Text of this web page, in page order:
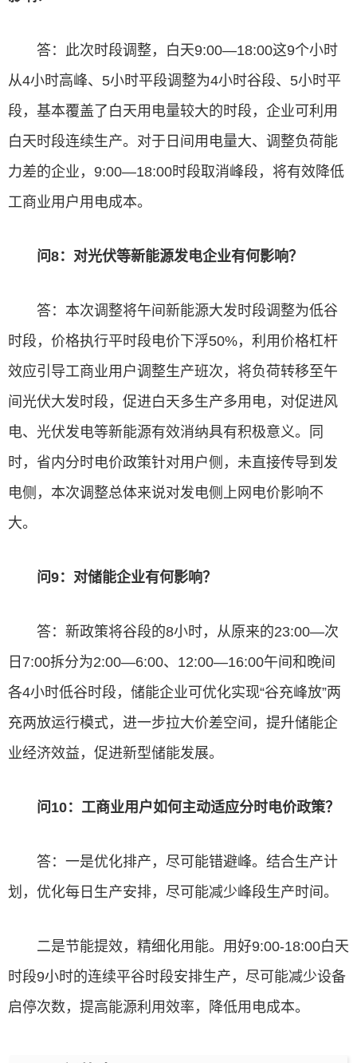
答：此次时段调整，白天9:00—18:00这9个小时
从4小时高峰、5小时平段调整为4小时谷段、5小时平
段，基本覆盖了白天用电量较大的时段，企业可利用
白天时段连续生产。对于日间用电量大、调整负荷能
力差的企业，9:00—18:00时段取消峰段，将有效降低
工商业用户用电成本。
问8：对光伏等新能源发电企业有何影响？
答：本次调整将午间新能源大发时段调整为低谷
时段，价格执行平时段电价下浮50%，利用价格杠杆
效应引导工商业用户调整生产班次，将负荷转移至午
间光伏大发时段，促进白天多生产多用电，对促进风
电、光伏发电等新能源有效消纳具有积极意义。同
时，省内分时电价政策针对用户侧，未直接传导到发
电侧，本次调整总体来说对发电侧上网电价影响不
大。
问9：对储能企业有何影响？
答：新政策将谷段的8小时，从原来的23:00—次
日7:00拆分为2:00—6:00、12:00—16:00午间和晚间
各4小时低谷时段，储能企业可优化实现“谷充峰放”两
充两放运行模式，进一步拉大价差空间，提升储能企
业经济效益，促进新型储能发展。
问10：工商业用户如何主动适应分时电价政策？
答：一是优化排产，尽可能错避峰。结合生产计
划，优化每日生产安排，尽可能减少峰段生产时间。
二是节能提效，精细化用能。用好9:00-18:00白天
时段9小时的连续平谷时段安排生产，尽可能减少设备
启停次数，提高能源利用效率，降低用电成本。